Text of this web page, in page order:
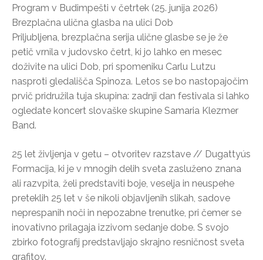
Program v Budimpešti v četrtek (25. junija 2026)
Brezplačna ulična glasba na ulici Dob
Priljubljena, brezplačna serija ulične glasbe se je že
petič vrnila v judovsko četrt, ki jo lahko en mesec
doživite na ulici Dob, pri spomeniku Carlu Lutzu
nasproti gledališča Spinoza. Letos se bo nastopajočim
prvič pridružila tuja skupina: zadnji dan festivala si lahko
ogledate koncert slovaške skupine Samaria Klezmer
Band.
25 let življenja v getu – otvoritev razstave // Dugattyús
Formacija, ki je v mnogih delih sveta zasluženo znana
ali razvpita, želi predstaviti boje, veselja in neuspehe
preteklih 25 let v še nikoli objavljenih slikah, sadove
neprespanih noči in nepozabne trenutke, pri čemer se
inovativno prilagaja izzivom sedanje dobe. S svojo
zbirko fotografij predstavljajo skrajno resničnost sveta
grafitov.